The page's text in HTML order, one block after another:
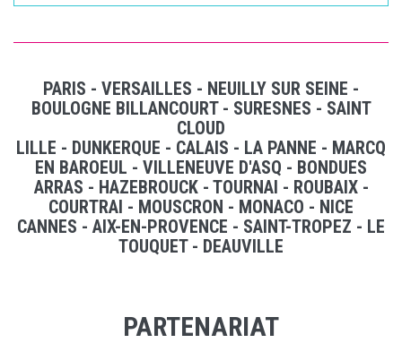
PARIS - VERSAILLES - NEUILLY SUR SEINE -
BOULOGNE BILLANCOURT - SURESNES - SAINT
CLOUD
LILLE - DUNKERQUE - CALAIS - LA PANNE - MARCQ
EN BAROEUL - VILLENEUVE D'ASQ - BONDUES
ARRAS - HAZEBROUCK - TOURNAI - ROUBAIX -
COURTRAI - MOUSCRON - MONACO - NICE
CANNES - AIX-EN-PROVENCE - SAINT-TROPEZ - LE
TOUQUET - DEAUVILLE
PARTENARIAT